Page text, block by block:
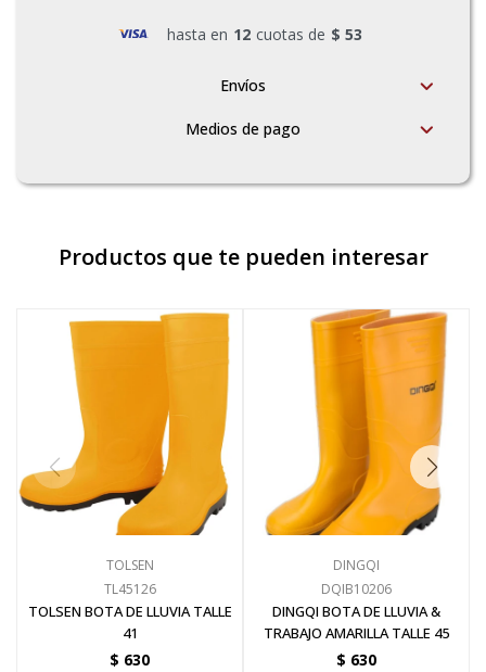
hasta en 12 cuotas de $ 53
Envíos
Medios de pago
Productos que te pueden interesar
TOLSEN
TL45126
TOLSEN BOTA DE LLUVIA TALLE
41
$ 630
DINGQI
DQIB10206
DINGQI BOTA DE LLUVIA &
TRABAJO AMARILLA TALLE 45
$ 630